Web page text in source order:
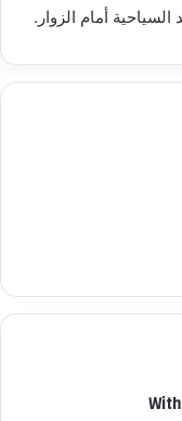
أمام الزوار.